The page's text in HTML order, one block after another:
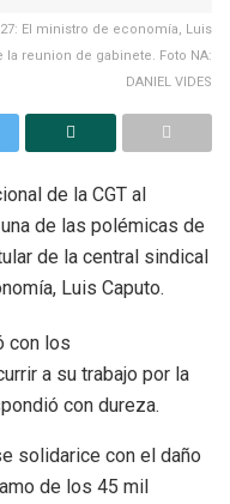
27: El ministro de economía, Luis
la reunion de gabinete. Foto NA:
DANIEL VIDES
de la CGT al
de las polémicas de
de la central sindical
Luis Caputo.
con los
a su trabajo por la
con dureza.
solidarice con el daño
de los 45 mil